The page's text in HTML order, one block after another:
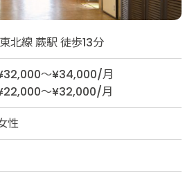
北線 蕨駅 徒歩13分
～¥34,000/月
～¥32,000/月
性